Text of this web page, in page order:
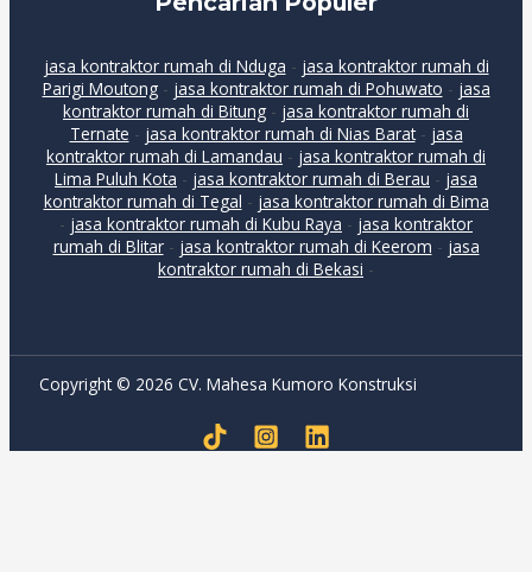
jasa kontraktor rumah di Nduga - jasa kontraktor rumah di
Parigi Moutong- jasa kontraktor rumah di Pohuwato - jasa
kontraktor rumah di Bitung - jasa kontraktor rumah di
Ternate - jasa kontraktor rumah di Nias Barat- jasa
kontraktor rumah di Lamandau - jasa kontraktor rumah di
Lima Puluh Kota - jasa kontraktor rumah di Berau - jasa
kontraktor rumah di Tegal - jasa kontraktor rumah di Bima
- jasa kontraktor rumah di Kubu Raya - jasa kontraktor
rumah di Blitar- jasa kontraktor rumah di Keerom - jasa
kontraktor rumah di Bekasi -
Copyright © 2026 CV. Mahesa Kumoro Konstruksi